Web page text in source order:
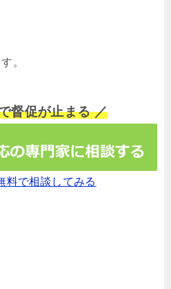
。
督促が止まる ／
料で相談してみる